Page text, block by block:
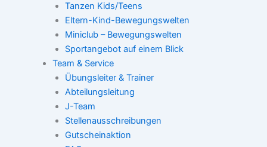
Tanzen Kids/Teens
Eltern-Kind-Bewegungswelten
Miniclub – Bewegungswelten
Sportangebot auf einem Blick
Team & Service
Übungsleiter & Trainer
Abteilungsleitung
J-Team
Stellenausschreibungen
Gutscheinaktion